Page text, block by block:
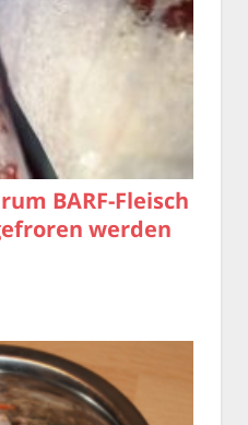
BARF-Fleisch
werden